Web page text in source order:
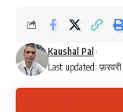
Last updated: फ़रवरी
Kaushal Pal